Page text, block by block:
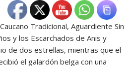
Tradicional, Aguardiente Sin
y los Escarchados de Anis y
de dos estrellas, mientras que el
el galardón belga con una